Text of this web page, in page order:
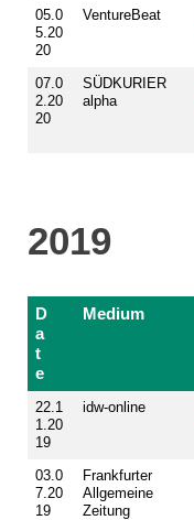
05.0
5.20
20
VentureBeat
07.0
2.20
20
SÜDKURIER
alpha
2019
D
a
t
e
Medium
22.1
1.20
19
idw-online
03.0
7.20
19
Frankfurter
Allgemeine
Zeitung